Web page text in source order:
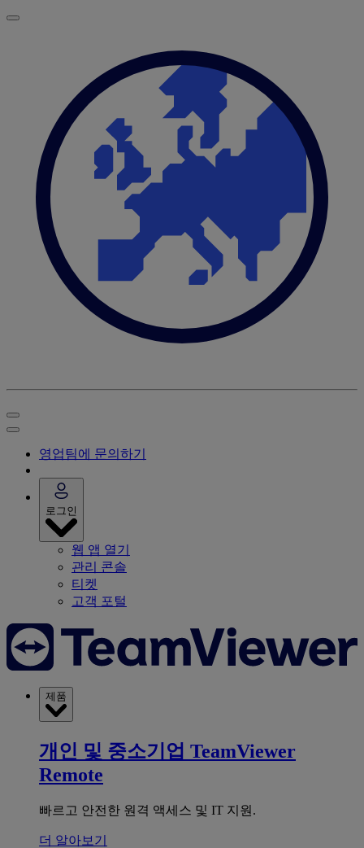
영업팀에 문의하기
로그인
웹 앱 열기
관리 콘솔
티켓
고객 포털
제품
개인 및 중소기업 TeamViewer
Remote
빠르고 안전한 원격 액세스 및 IT 지원.
더 알아보기